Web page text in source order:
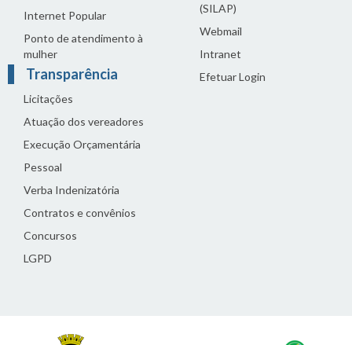
Internet Popular
Ponto de atendimento à
mulher
Transparência
Licitações
Atuação dos vereadores
Execução Orçamentária
Pessoal
Verba Indenizatória
Contratos e convênios
Concursos
LGPD
(SILAP)
Webmail
Intranet
Efetuar Login